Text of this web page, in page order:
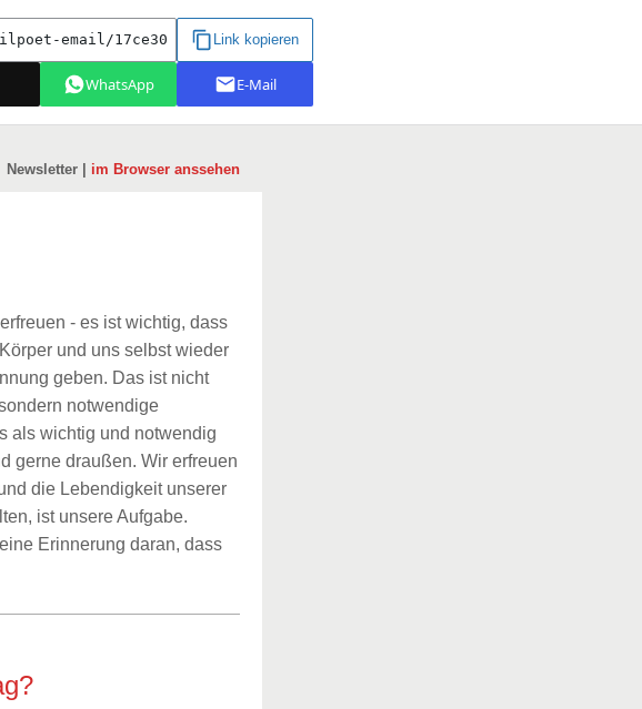
Newsletter | im Browser anssehen
- es ist wichtig, dass
und uns selbst wieder
geben. Das ist nicht
notwendige
als wichtig und notwendig
gerne draußen. Wir erfreuen
die Lebendigkeit unserer
ist unsere Aufgabe.
Erinnerung daran, dass